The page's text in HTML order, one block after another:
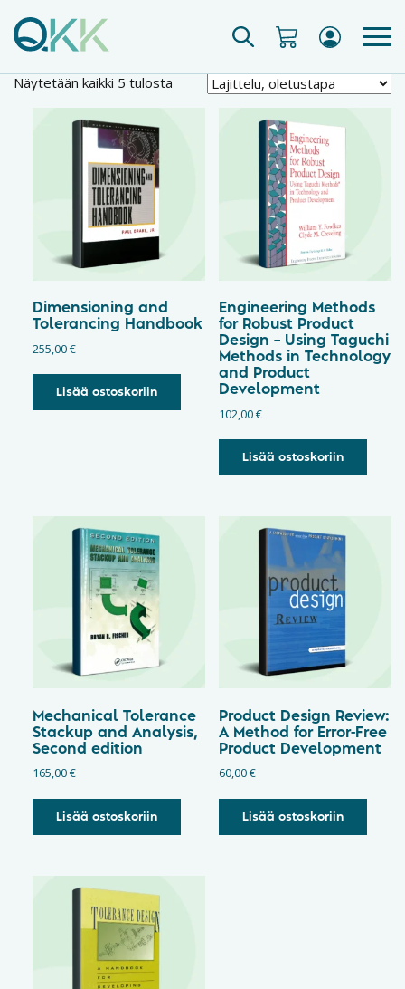
Näytetään kaikki 5 tulosta
Dimensioning and
Tolerancing Handbook
255,00€
Lisää ostoskoriin
Engineering Methods
for Robust Product
Design – Using Taguchi
Methods in Technology
and Product
Development
102,00€
Lisää ostoskoriin
Mechanical Tolerance
Stackup and Analysis,
Second edition
165,00€
Lisää ostoskoriin
Product Design Review:
A Method for Error-Free
Product Development
60,00€
Lisää ostoskoriin